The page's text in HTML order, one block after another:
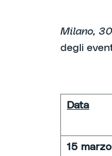
Milano,
degli
Data
15